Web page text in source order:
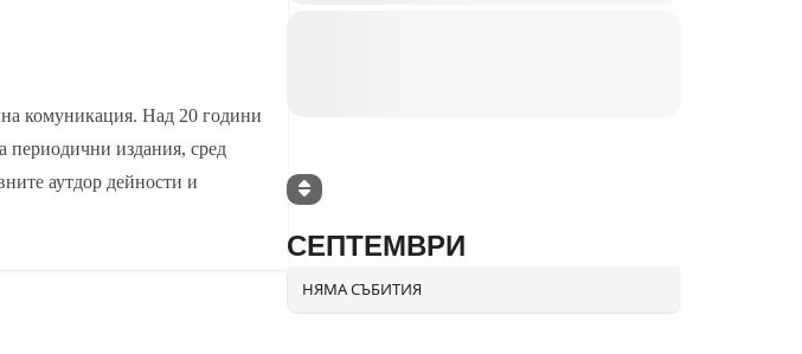
комуникация. Над 20 години
периодични издания, сред
аутдор дейности и
СЕПТЕМВРИ
НЯМА СЪБИТИЯ